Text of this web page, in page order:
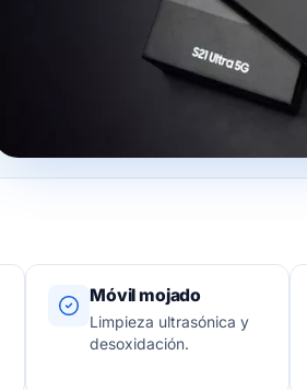
Móvil mojado
Limpieza ultrasónica y
desoxidación.